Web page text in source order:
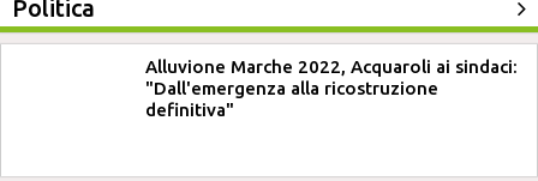
Politica
Alluvione Marche 2022, Acquaroli ai sindaci:
"Dall'emergenza alla ricostruzione
definitiva"